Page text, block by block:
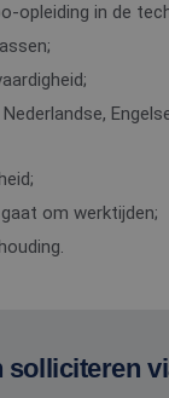
opleiding in de
om werktijden;
solliciteren